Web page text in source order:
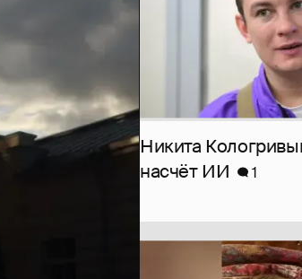
Никита
насчёт ИИ
1